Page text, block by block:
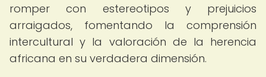
romper con estereotipos y prejuicios
arraigados, fomentando la comprensión
intercultural y la valoración de la herencia
africana en su verdadera dimensión.